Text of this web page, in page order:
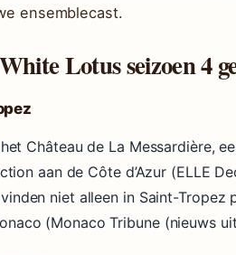
ensemblecast.
Lotus seizoen 4
Château de La Messardière,
aan de Côte d’Azur (ELLE
niet alleen in Saint-Tropez
(Monaco Tribune (nieuws